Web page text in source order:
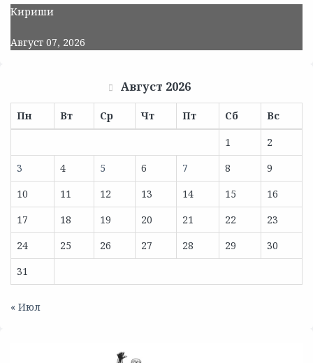
Кириши
Август 07, 2026
Август 2026
Пн Вт Ср Чт Пт Сб
Вс
1
2
3
4 5 6 7 8
9
10
11 12 13 14 15
16
17
18 19 20 21 22
23
24
25 26 27 28 29
30
31
« Июл